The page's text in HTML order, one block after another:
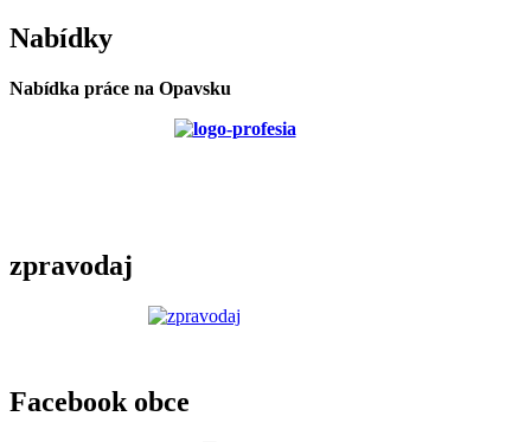
Nabídky
Nabídka práce na Opavsku
zpravodaj
Facebook obce